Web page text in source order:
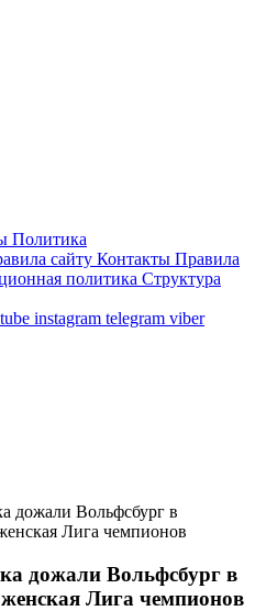
Политика
сайту Контакты Правила
политика Структура
instagram telegram viber
дожали Вольфсбург в
Лига чемпионов
дожали Вольфсбург в
Лига чемпионов